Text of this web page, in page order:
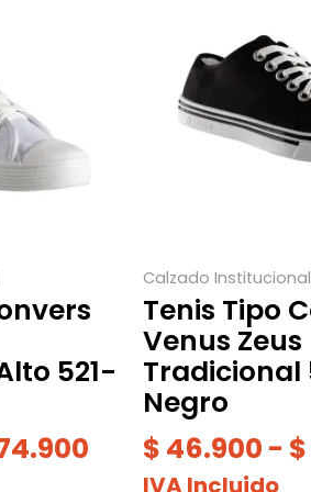
521-
precios:
$ 53.900
Calzado Institucional
Tenis Tipo
Venus Zeus
Tradicional
Negro
$ 46.900 - $
IVA Incluido
múltiples
variantes.
en
la
página
de
producto